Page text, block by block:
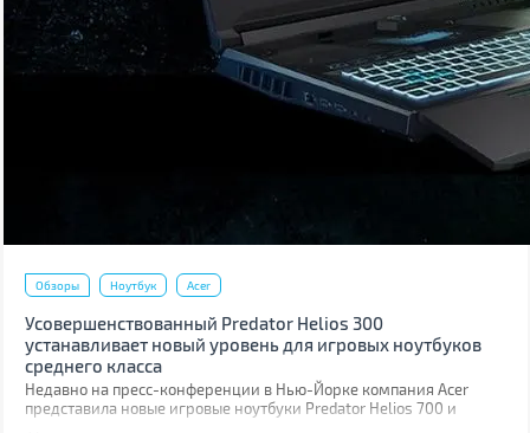
Обзоры Ноутбук Acer
Усовершенствованный Predator Helios 300
устанавливает новый уровень для игровых ноутбуков
среднего класса
Недавно на пресс-конференции в Нью-Йорке компания Acer
представила новые игровые ноутбуки Predator Helios 700 и